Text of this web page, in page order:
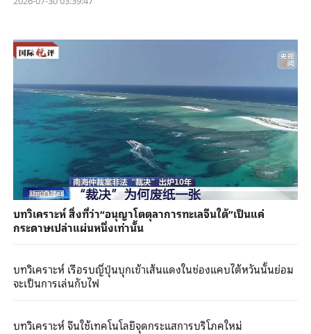
บทวิเคราะห์ สิ่งที่ว่า“อนุญาโตตุลาการทะเลจีนใต้”เป็นแค่
กระดาษเปล่าแผ่นหนึ่งเท่านั้น
บทวิเคราะห์ เรือรบญี่ปุ่นบุกเข้าเส้นแดงในช่องแคบไต้หวันนั้นย่อม
จะเป็นการเล่นกับไฟ
บทวิเคราะห์ จีนใช้เทคโนโลยีจุดกระแสการบริโภคใหม่